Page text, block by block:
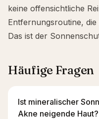
keine offensichtliche
Entfernungsroutine,
Das ist der
Häufige Fragen
Ist mineralischer
Akne neigende Haut?